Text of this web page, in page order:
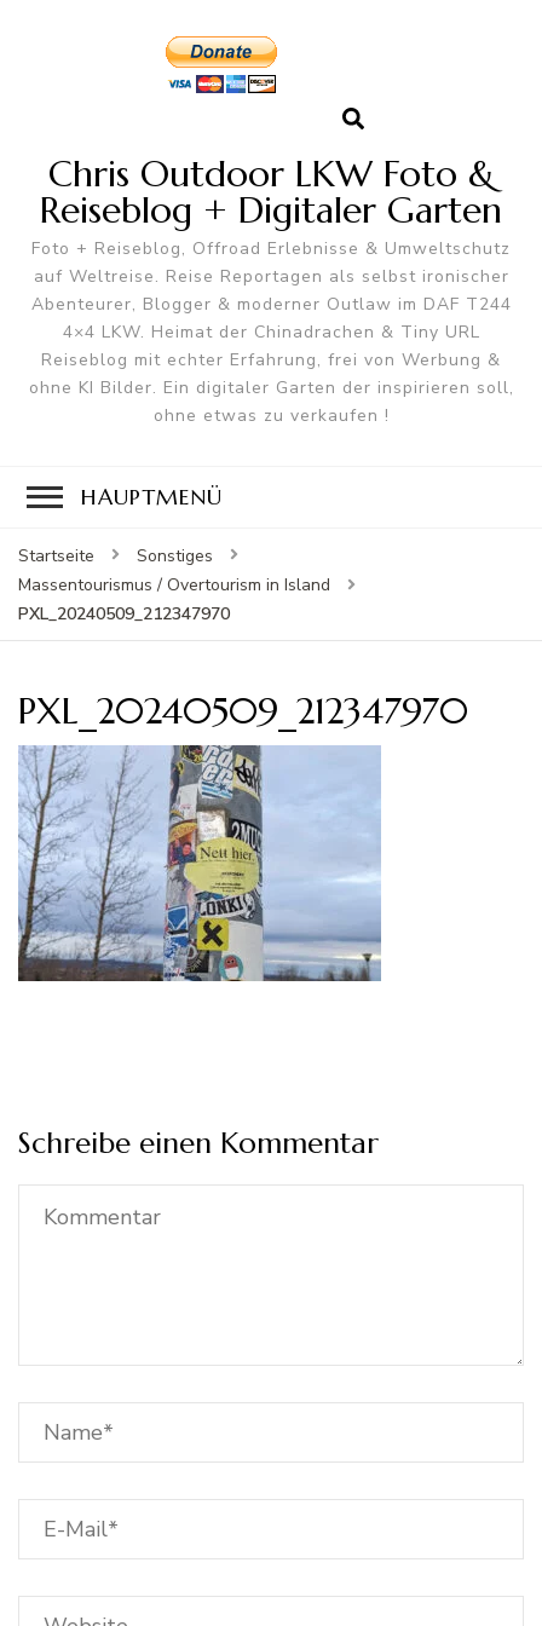
Chris Outdoor LKW Foto &
Reiseblog + Digitaler Garten
Foto + Reiseblog, Offroad Erlebnisse & Umweltschutz
auf Weltreise. Reise Reportagen als selbst ironischer
Abenteurer, Blogger & moderner Outlaw im DAF T244
4×4 LKW. Heimat der Chinadrachen & Tiny URL
Reiseblog mit echter Erfahrung, frei von Werbung &
ohne KI Bilder. Ein digitaler Garten der inspirieren soll,
ohne etwas zu verkaufen !
HAUPTMENÜ
Startseite
Sonstiges
Massentourismus / Overtourism in Island
PXL_20240509_212347970
PXL_20240509_212347970
Schreibe einen Kommentar